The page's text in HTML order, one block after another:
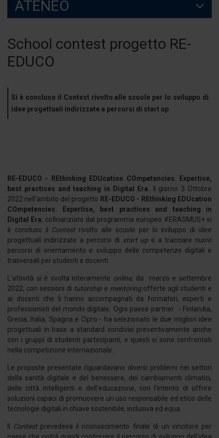
ATENEO
School contest progetto RE-
EDUCO
Si è concluso il Contest rivolto alle scuole per lo sviluppo di
idee progettuali indirizzate a percorsi di start up
RE-EDUCO - REthinking EDUcation COmpetencies. Expertise,
best practices and teaching in Digital Era.
Il giorno 3 Ottobre
2022 nell'ambito del progetto RE-EDUCO - REthinking EDUcation
COmpetencies. Expertise, best practices and teaching in
Digital Era, cofinanziato dal programma europeo #ERASMUS+ si
è concluso il Contest rivolto alle scuole per lo sviluppo di idee
progettuali indirizzate a percorsi di start up e a tracciare nuovi
percorsi di orientamento e sviluppo delle competenze digitali e
trasversali per studenti e docenti.
L'attività si è svolta interamente online, da marzo e settembre
2022, con sessioni di tutorship e mentoringofferte agli studenti e
ai docenti che li hanno accompagnati da formatori, esperti e
professionisti del mondo digitale. Ogni paese partner - Finlandia,
Grecia, Italia, Spagna e Cipro - ha selezionato le due migliori idee
progettuali in base a standard condivisi preventivamente anche
con i gruppi di studenti partecipanti, e questi si sono confrontati
nella competizione internazionale.
Le proposte presentate riguardavano diversi problemi nei settori
della sanità digitale e del benessere, dei cambiamenti climatici,
delle città intelligenti e dell'educazione, con l'intento di offrire
soluzioni capaci di promuovere un uso responsabile ed etico delle
tecnologie digitali in chiave sostenibile, inclusiva ed equa.
Contest prevedeva il riconoscimento finale di un vincitore per